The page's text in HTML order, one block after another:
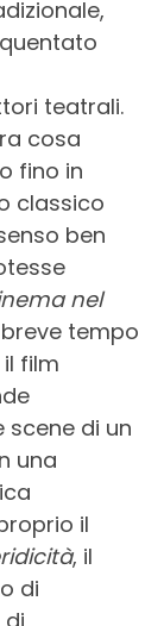
teatrali.
cosa
fino in
classico
ben
nel
tempo
il film
scene di un
una
il
, il
di